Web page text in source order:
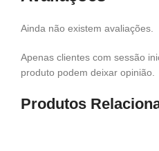
Ainda não existem avaliações.
Apenas clientes com sessão
produto podem deixar opinião.
Produtos